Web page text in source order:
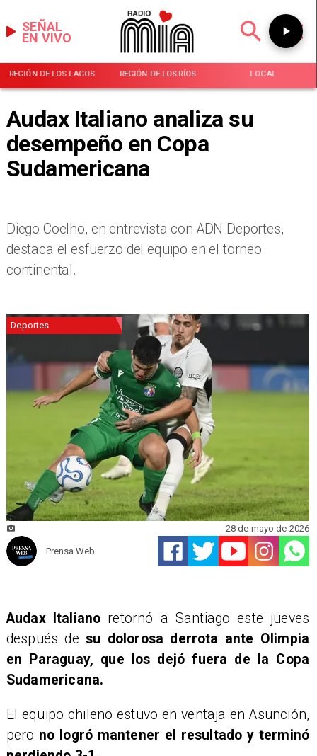
EN VIVO
SEÑAL
REGIÓN DE LOS LAGOS REGIÓN DE LOS RÍOS LOCAL
Audax Italiano analiza su
desempeño en Copa
Sudamericana
Diego Coelho, en entrevista con ADN Deportes,
destaca el esfuerzo del equipo en el torneo
continental.
Deportes
Prensa Web
28 de mayo de 2026
Audax Italiano retornó a Santiago este jueves
después desu dolorosa derrota ante Olimpia
en Paraguay, que los dejó fuera de la Copa
Sudamericana.
El equipo chileno estuvo en ventaja en Asunción,
pero no logró mantener el resultado y terminó